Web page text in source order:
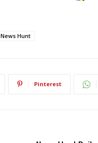
News Hunt
Pinterest